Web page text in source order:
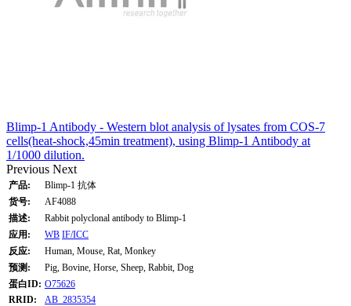
Blimp-1 Antibody - Western blot analysis of lysates from COS-7
cells(heat-shock,45min treatment), using Blimp-1 Antibody at
1/1000 dilution.
Previous Next
产品:
Blimp-1 抗体
货号:
AF4088
描述:
Rabbit polyclonal antibody to Blimp-1
应用:
WB IF/ICC
反应:
Human, Mouse, Rat, Monkey
预测:
Pig, Bovine, Horse, Sheep, Rabbit, Dog
蛋白ID: O75626
RRID:
AB_2835354